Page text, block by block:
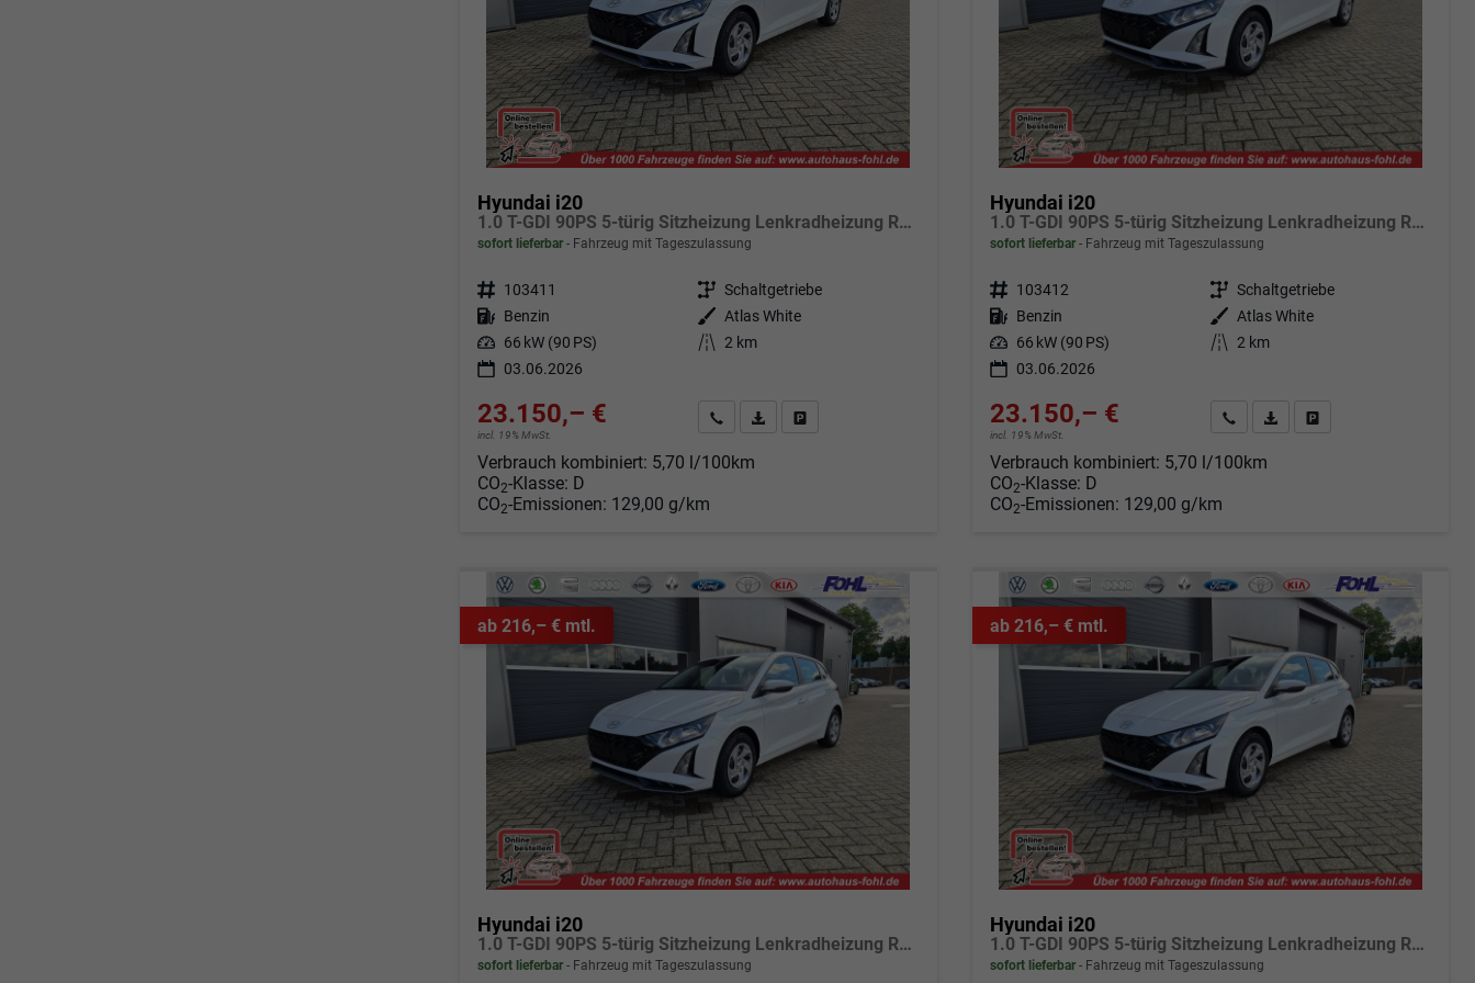
Hyundai i20
1.0 T-GDI 90PS 5-türig Sitzheizung Lenkradheizung Rückf.Kamera PDC Klima Apple CarPlay Android Auto Tempomat Touchscreen
sofort lieferbar Fahrzeug mit Tageszulassung
Fahrzeugnr. 103411 Getriebe Schaltgetriebe
Kraftstoff Benzin Außenfarbe Atlas White
Leistung 66 kW (90 PS) Kilometerstand 2 km
03.06.2026
23.150,– €
incl. 19% MwSt.
Angebot anfordern
Fahrzeugexpose (PDF)
Verbrauch kombiniert: 5,70 l/100km
CO2-Klasse: D
CO2-Emissionen: 129,00 g/km
Hyundai i20
1.0 T-GDI 90PS 5-türig Sitzheizung Lenkradheizung Rückf.Kamera PDC Klima Apple CarPlay Android Auto Tempomat Touchscreen
sofort lieferbar Fahrzeug mit Tageszulassung
Fahrzeugnr. 103412 Getriebe Schaltgetriebe
Kraftstoff Benzin Außenfarbe Atlas White
Leistung 66 kW (90 PS) Kilometerstand 2 km
03.06.2026
23.150,– €
incl. 19% MwSt.
Angebot anfordern
Fahrzeugexpose (PDF)
Fahrzeug parken
Verbrauch kombiniert: 5,70 l/100km
CO2-Klasse: D
CO2-Emissionen: 129,00 g/km
ab 216,– € mtl.
Hyundai i20
1.0 T-GDI 90PS 5-türig Sitzheizung Lenkradheizung Rückf.Kamera PDC Klima Apple CarPlay Android Auto Tempomat Touchscreen
sofort lieferbar Fahrzeug mit Tageszulassung
ab 216,– € mtl.
Hyundai i20
1.0 T-GDI 90PS 5-türig Sitzheizung Lenkradheizung Rückf.Kamera PDC Klima Apple CarPlay Android Auto Tempomat Touchscreen
sofort lieferbar Fahrzeug mit Tageszulassung